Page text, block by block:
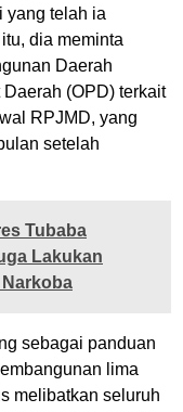
yang telah ia
dia meminta
Daerah
(OPD) terkait
RPJMD, yang
setelah
Tubaba
Lakukan
sebagai panduan
lima
melibatkan seluruh